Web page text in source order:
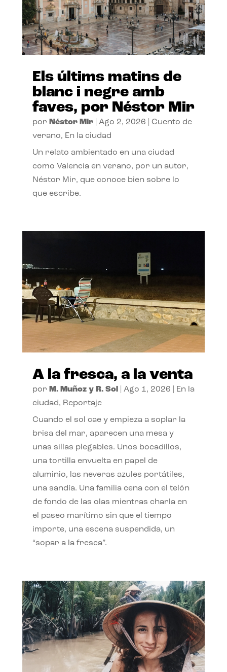
Els últims matins de
blanc i negre amb
faves, por Néstor Mir
por Néstor Mir| Ago 2, 2026
Cuento de
verano, En la ciudad
Un relato ambientado en una ciudad
como Valencia en verano, por un autor,
Néstor Mir, que conoce bien sobre lo
que escribe.
A la fresca, a la venta
por M. Muñoz y R. Sol| Ago 1, 2026
En la
ciudad, Reportaje
Cuando el sol cae y empieza a soplar la
brisa del mar, aparecen una mesa y
unas sillas plegables. Unos bocadillos,
una tortilla envuelta en papel de
aluminio, las neveras azules portátiles,
una sandía. Una familia cena con el telón
de fondo de las olas mientras charla en
el paseo marítimo sin que el tiempo
importe, una escena suspendida, un
“sopar a la fresca”.